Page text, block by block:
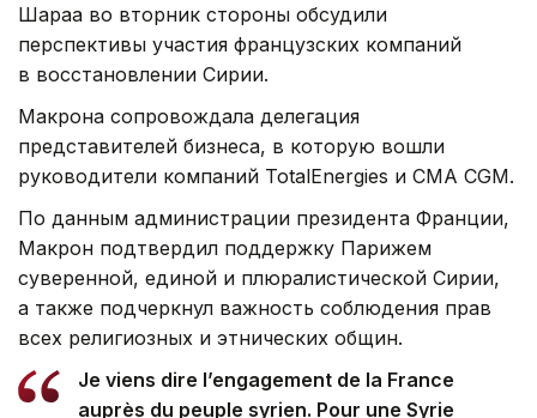
Шараа во вторник стороны обсудили
перспективы участия французских компаний
в восстановлении Сирии.
Макрона сопровождала делегация
представителей бизнеса, в которую вошли
руководители компаний TotalEnergies и CMA CGM.
По данным администрации президента Франции,
Макрон подтвердил поддержку Парижем
суверенной, единой и плюралистической Сирии,
а также подчеркнул важность соблюдения прав
всех религиозных и этнических общин.
Je viens dire l’engagement de la France
auprès du peuple syrien. Pour une Syrie